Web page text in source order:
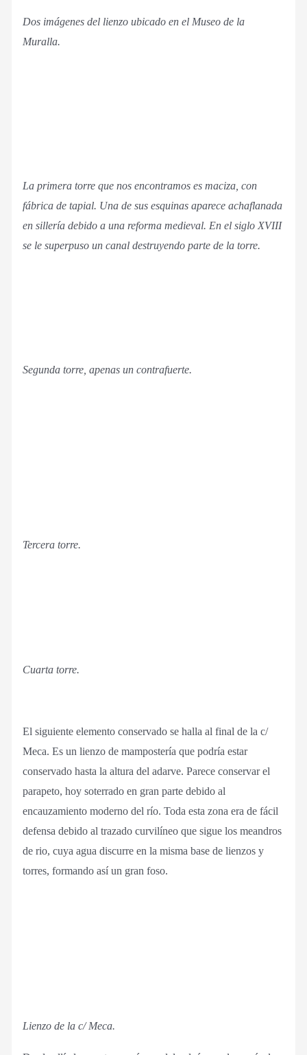
Dos imágenes del lienzo ubicado en el Museo de la
Muralla.
La primera torre que nos encontramos es maciza, con
fábrica de tapial. Una de sus esquinas aparece achaflanada
en sillería debido a una reforma medieval. En el siglo XVIII
se le superpuso un canal destruyendo parte de la torre.
Segunda torre, apenas un contrafuerte.
Tercera torre.
Cuarta torre.
El siguiente elemento conservado se halla al final de la c/
Meca. Es un lienzo de mampostería que podría estar
conservado hasta la altura del adarve. Parece conservar el
parapeto, hoy soterrado en gran parte debido al
encauzamiento moderno del río. Toda esta zona era de fácil
defensa debido al trazado curvilíneo que sigue los meandros
de rio, cuya agua discurre en la misma base de lienzos y
torres, formando así un gran foso.
Lienzo de la c/ Meca.